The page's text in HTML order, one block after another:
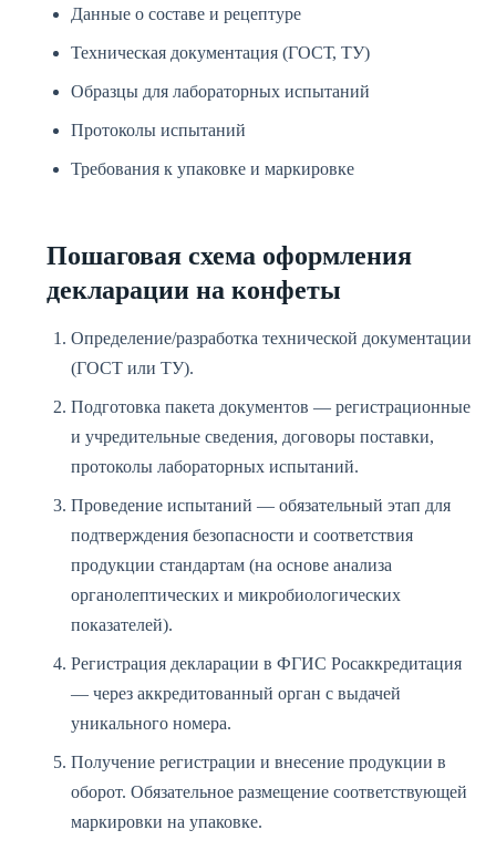
Данные о составе и рецептуре
Техническая документация (ГОСТ, ТУ)
Образцы для лабораторных испытаний
Протоколы испытаний
Требования к упаковке и маркировке
Пошаговая схема оформления
декларации на конфеты
Определение/разработка технической документации
(ГОСТ или ТУ).
Подготовка пакета документов — регистрационные
и учредительные сведения, договоры поставки,
протоколы лабораторных испытаний.
Проведение испытаний — обязательный этап для
подтверждения безопасности и соответствия
продукции стандартам (на основе анализа
органолептических и микробиологических
показателей).
Регистрация декларации в ФГИС Росаккредитация
— через аккредитованный орган с выдачей
уникального номера.
Получение регистрации и внесение продукции в
оборот. Обязательное размещение соответствующей
маркировки на упаковке.